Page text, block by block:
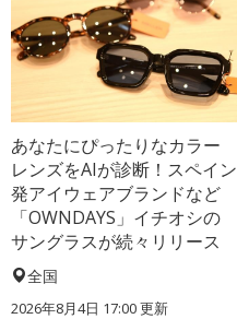
あなたにぴったりなカラー
レンズをAIが診断！スペイン
発アイウェアブランドなど
「OWNDAYS」イチオシの
サングラスが続々リリース
全国
2026年8月4日 17:00更新